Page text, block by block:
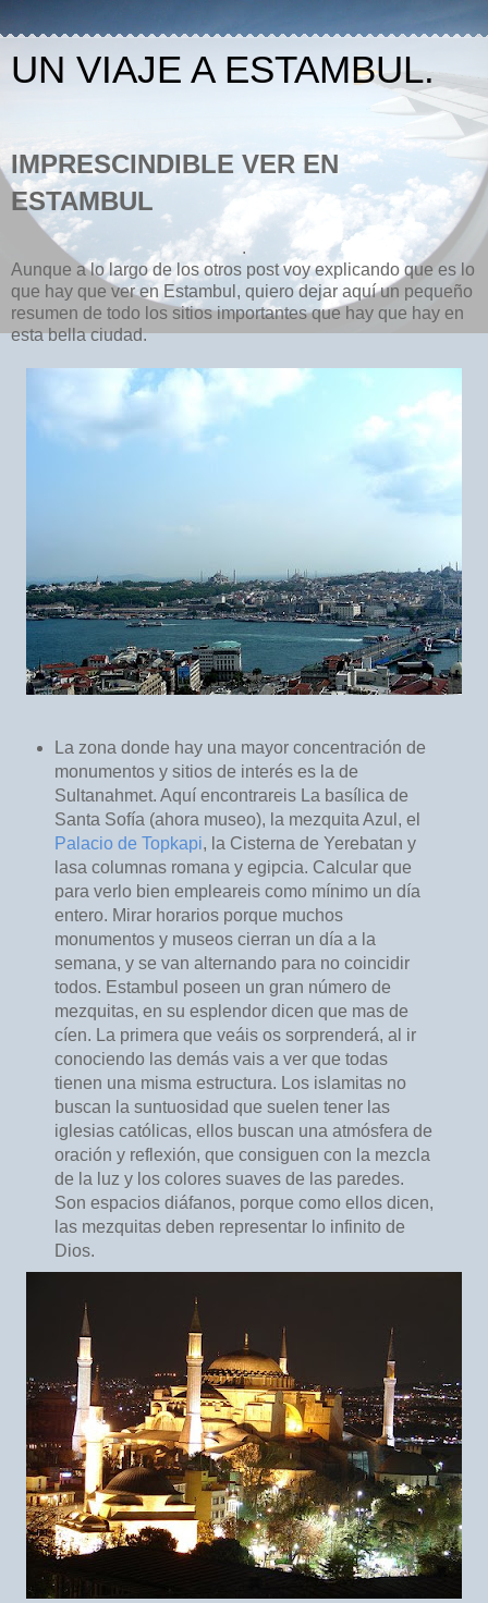
UN VIAJE A ESTAMBUL.
IMPRESCINDIBLE VER EN
ESTAMBUL
.
Aunque a lo largo de los otros post voy explicando que es lo
que hay que ver en Estambul, quiero dejar aquí un pequeño
resumen de todo los sitios importantes que hay que hay en
esta bella ciudad.
La zona donde hay una mayor concentración de
monumentos y sitios de interés es la de
Sultanahmet. Aquí encontrareis La basílica de
Santa Sofía (ahora museo), la mezquita Azul, el
Palacio de Topkapi, la Cisterna de Yerebatan y
lasa columnas romana y egipcia. Calcular que
para verlo bien empleareis como mínimo un día
entero. Mirar horarios porque muchos
monumentos y museos cierran un día a la
semana, y se van alternando para no coincidir
todos. Estambul poseen un gran número de
mezquitas, en su esplendor dicen que mas de
cíen. La primera que veáis os sorprenderá, al ir
conociendo las demás vais a ver que todas
tienen una misma estructura. Los islamitas no
buscan la suntuosidad que suelen tener las
iglesias católicas, ellos buscan una atmósfera de
oración y reflexión, que consiguen con la mezcla
de la luz y los colores suaves de las paredes.
Son espacios diáfanos, porque como ellos dicen,
las mezquitas deben representar lo infinito de
Dios.